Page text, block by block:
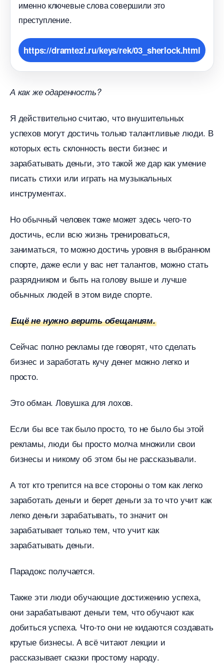
именно ключевые слова совершили это
преступление.
https://dramtezi.ru/keys/rek/03_sherlock.html
А как же одаренность?
Я действительно считаю, что внушительных
успехов могут достичь только талантливые люди.
которых есть склонность вести бизнес и
зарабатывать деньги, это такой же дар как умение
писать стихи или играть на музыкальных
инструментах.
Но обычный человек тоже может здесь чего-то
достичь, если всю жизнь тренироваться,
заниматься, то можно достичь уровня в выбранном
спорте, даже если у вас нет талантов, можно стать
разрядником и быть на голову выше и лучше
обычных людей в этом виде спорте.
Ещё не нужно верить обещаниям.
Сейчас полно рекламы где говорят, что сделать
изнес и заработать кучу денег можно легко и
просто.
Это обман. Ловушка для лохов.
Если бы все так было просто, то не было бы этой
рекламы, люди бы просто молча множили свои
изнесы и никому об этом бы не рассказывали.
А тот кто трепится на все стороны о том как легко
заработать деньги и берет деньги за то что учит как
легко деньги зарабатывать, то значит он
зарабатывает только тем, что учит как
зарабатывать деньги.
Парадокс получается.
Также эти люди обучающие достижению успеха,
они зарабатывают деньги тем, что обучают как
добиться успеха. Что-то они не кидаются создавать
крутые бизнесы. А всё читают лекции и
рассказывает сказки простому народу.